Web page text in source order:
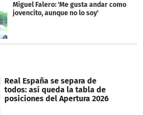
Miguel Falero: 'Me gusta andar como
jovencito, aunque no lo soy'
Real España se separa de
todos: así queda la tabla de
posiciones del Apertura 2026